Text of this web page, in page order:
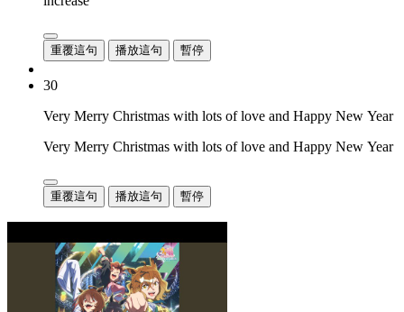
重覆這句 播放這句 暫停
30
Very Merry Christmas with lots of love and Happy New Year
Very Merry Christmas with lots of love and Happy New Year
重覆這句 播放這句 暫停